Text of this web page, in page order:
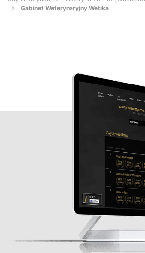
Gabinet Weterynaryjny Wetika